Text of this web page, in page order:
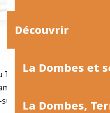
Découvrir
La Dombes et
La Dombes,
de Foire
Chalaronne